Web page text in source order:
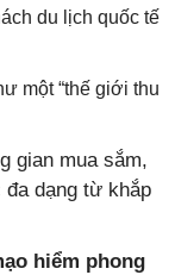
du lịch quốc tế
một “thế giới thu
gian mua sắm,
dạng từ khắp
hiểm phong